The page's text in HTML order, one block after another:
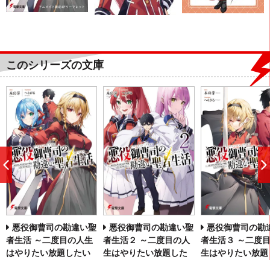
このシリーズの文庫
悪役御曹司の勘違い聖
者生活 ～二度目の人生
はやりたい放題したい
悪役御曹司の勘違い聖
者生活２ ～二度目の人
生はやりたい放題した
悪役御曹司の勘
者生活３ ～二度
生はやりたい放題
前
へ